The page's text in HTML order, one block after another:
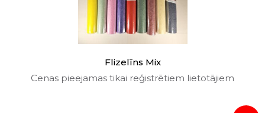
Flizelīns Mix
Cenas pieejamas tikai reģistrētiem lietotājiem